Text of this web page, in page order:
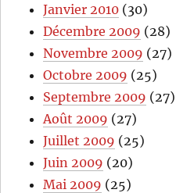
Janvier 2010 (30)
Décembre 2009 (28)
Novembre 2009 (27)
Octobre 2009 (25)
Septembre 2009 (27)
Août 2009 (27)
Juillet 2009 (25)
Juin 2009 (20)
Mai 2009 (25)